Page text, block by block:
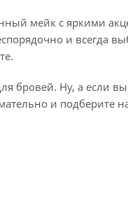
мейк с яркими
и всегда
бровей. Ну, а если
и подберите